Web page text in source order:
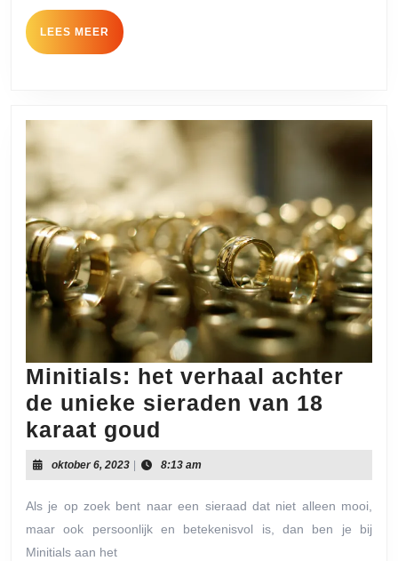
LEES MEER LEES
MEER
Minitials: het verhaal achter
de unieke sieraden van 18
karaat goud
het
verhaal
achter
de
oktober 6, 2023oktober
6,
8:13 am
Als je op zoek bent naar een sieraad dat niet alleen mooi,
maar ook persoonlijk en betekenisvol is, dan ben je bij
Minitials aan het